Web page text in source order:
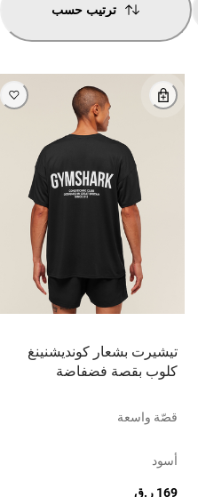
ترتيب حسب
تيشيرت بشعار كونديشنينغ
كلوب بقصة فضفاضة
قصّة واسعة
أسود
169 ر.ق